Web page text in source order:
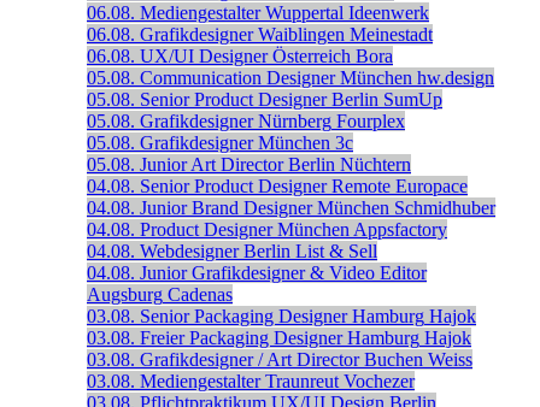
06.08. Mediengestalter Wuppertal Ideenwerk
06.08. Grafikdesigner Waiblingen Meinestadt
06.08. UX/UI Designer Österreich Bora
05.08. Communication Designer München hw.design
05.08. Senior Product Designer Berlin SumUp
05.08. Grafikdesigner Nürnberg Fourplex
05.08. Grafikdesigner München 3c
05.08. Junior Art Director Berlin Nüchtern
04.08. Senior Product Designer Remote Europace
04.08. Junior Brand Designer München Schmidhuber
04.08. Product Designer München Appsfactory
04.08. Webdesigner Berlin List & Sell
04.08. Junior Grafikdesigner & Video Editor
Augsburg Cadenas
03.08. Senior Packaging Designer Hamburg Hajok
03.08. Freier Packaging Designer Hamburg Hajok
03.08. Grafikdesigner / Art Director Buchen Weiss
03.08. Mediengestalter Traunreut Vochezer
03.08. Pflichtpraktikum UX/UI Design Berlin